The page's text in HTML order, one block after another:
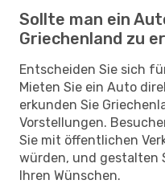
Sollte man ein
Griechenland zu
Entscheiden Sie sich
Mieten Sie ein Auto
erkunden Sie
Vorstellungen.
Sie mit öffentlichen
würden, und gestalten
Ihren Wünschen.